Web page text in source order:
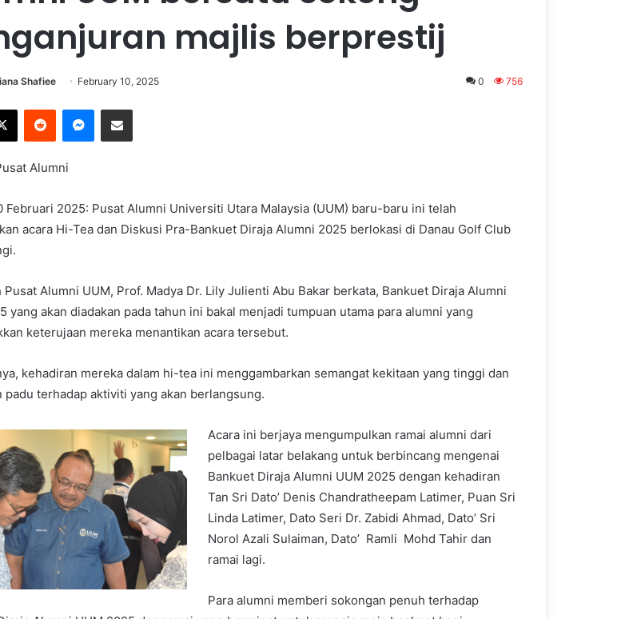
majlis berprestij
Shafiee February 10, 2025 0 756
Alumni
Februari 2025: Pusat Alumni Universiti Utara Malaysia (UUM) baru-baru ini telah
acara Hi-Tea dan Diskusi Pra-Bankuet Diraja Alumni 2025 berlokasi di Danau Golf Club
Pusat Alumni UUM, Prof. Madya Dr. Lily Julienti Abu Bakar berkata, Bankuet Diraja Alumni
yang akan diadakan pada tahun ini bakal menjadi tumpuan utama para alumni yang
keterujaan mereka menantikan acara tersebut.
kehadiran mereka dalam hi-tea ini menggambarkan semangat kekitaan yang tinggi dan
padu terhadap aktiviti yang akan berlangsung.
Acara ini berjaya mengumpulkan ramai alumni dari
pelbagai latar belakang untuk berbincang mengenai
Bankuet Diraja Alumni UUM 2025 dengan kehadiran
Tan Sri Dato’ Denis Chandratheepam Latimer, Puan Sri
Linda Latimer, Dato Seri Dr. Zabidi Ahmad, Dato’ Sri
Norol Azali Sulaiman, Dato’ Ramli Mohd Tahir dan
ramai lagi.
Para alumni memberi sokongan penuh terhadap